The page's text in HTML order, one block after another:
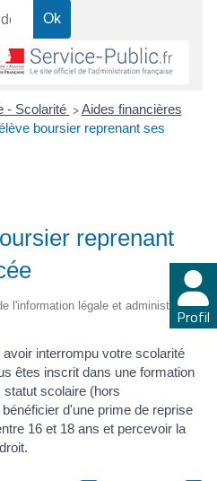
Profil
- Scolarité > Aides financières
boursier reprenant ses
reprenant
l'information légale et administrative
interrompu votre scolarité
êtes inscrit dans une formation
statut scolaire (hors
d'une prime de reprise
16 et 18 ans et percevoir la